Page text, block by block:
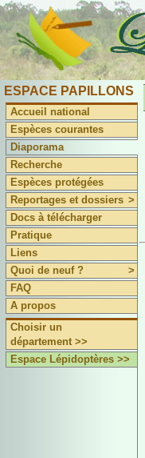
ESPACE PAPILLONS
Accueil national
Espèces courantes
Diaporama
Recherche
Espèces protégées
Reportages et dossiers >
Docs à télécharger
Pratique
Liens
Quoi de neuf ?
>
FAQ
A propos
Choisir un
département >>
Espace Lépidoptères >>